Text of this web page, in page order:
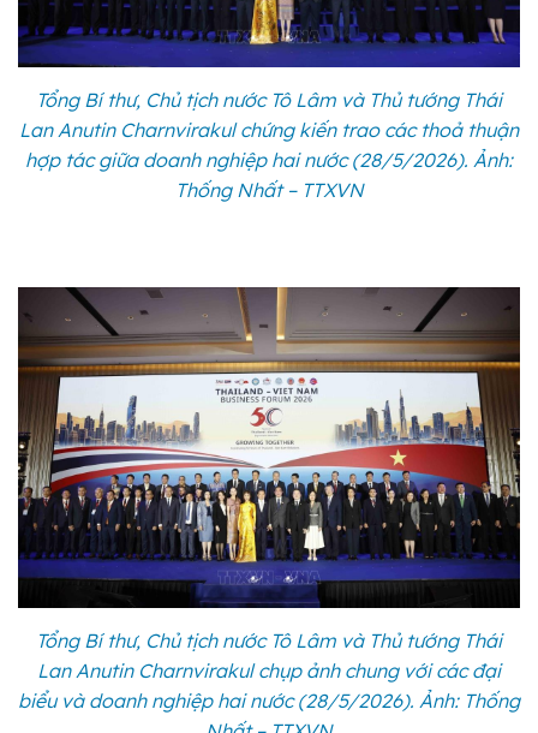
Tổng Bí thư, Chủ tịch nước Tô Lâm và Thủ tướng Thái
Lan Anutin Charnvirakul chứng kiến trao các thoả thuận
hợp tác giữa doanh nghiệp hai nước (28/5/2026). Ảnh:
Thống Nhất – TTXVN
Tổng Bí thư, Chủ tịch nước Tô Lâm và Thủ tướng Thái
Lan Anutin Charnvirakul chụp ảnh chung với các đại
biểu và doanh nghiệp hai nước (28/5/2026). Ảnh: Thống